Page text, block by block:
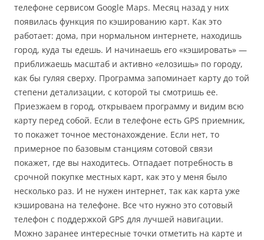
телефоне сервисом Google Maps. Месяц назад у них
появилась функция по кэшированию карт. Как это
работает: дома, при нормальном интернете, находишь
город, куда ты едешь. И начинаешь его «кэшировать» —
приближаешь масштаб и активно «елозишь» по городу,
как бы гуляя сверху. Программа запоминает карту до той
степени детализации, с которой ты смотришь ее.
Приезжаем в город, открываем программу и видим всю
карту перед собой. Если в телефоне есть GPS приемник,
то покажет точное местонахождение. Если нет, то
примерное по базовым станциям сотовой связи
покажет, где вы находитесь. Отпадает потребность в
срочной покупке местных карт, как это у меня было
несколько раз. И не нужен интернет, так как карта уже
кэширована на телефоне. Все что нужно это сотовый
телефон с поддержкой GPS для лучшей навигации.
Можно заранее интересные точки отметить на карте и